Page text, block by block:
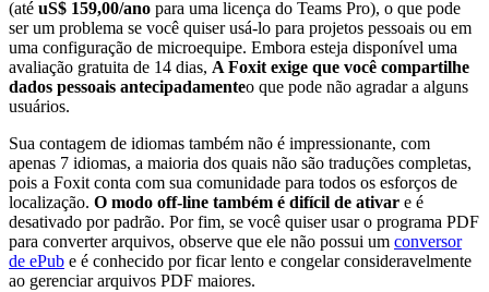
(até uS$ 159,00/ano para uma licença do Teams Pro), o que pode
ser um problema se você quiser usá-lo para projetos pessoais ou em
uma configuração de microequipe. Embora esteja disponível uma
avaliação gratuita de 14 dias, A Foxit exige que você compartilhe
dados pessoais antecipadamenteo que pode não agradar a alguns
usuários.
Sua contagem de idiomas também não é impressionante, com
apenas 7 idiomas, a maioria dos quais não são traduções completas,
pois a Foxit conta com sua comunidade para todos os esforços de
localização. O modo off-line também é difícil de ativar e é
desativado por padrão. Por fim, se você quiser usar o programa PDF
para converter arquivos, observe que ele não possui um conversor
de ePub e é conhecido por ficar lento e congelar consideravelmente
ao gerenciar arquivos PDF maiores.